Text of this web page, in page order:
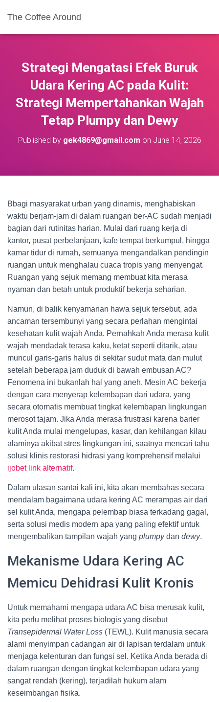
The Coffee Around
Strategi Mengatasi Efek Buruk
Udara Kering AC pada Kulit:
Strategi Mempertahankan Wajah
Tetap Plumpy dan Dewy
Published by gek4869@gmail.com on June 14, 2026
Bbagi masyarakat urban yang dinamis, menghabiskan
waktu berjam-jam di dalam ruangan ber-AC sudah menjadi
bagian dari rutinitas harian. Mulai dari ruang kerja di
kantor, pusat perbelanjaan, kafe tempat berkumpul, hingga
kamar tidur di rumah, semuanya mengandalkan pendingin
ruangan untuk menghalau cuaca tropis yang menyengat.
Ruangan yang sejuk memang membuat kita merasa
nyaman dan betah untuk produktif bekerja seharian.
Namun, di balik kenyamanan hawa sejuk tersebut, ada
ancaman tersembunyi yang secara perlahan mengintai
kesehatan kulit wajah Anda. Pernahkah Anda merasa kulit
wajah mendadak terasa kaku, ketat seperti ditarik, atau
muncul garis-garis halus di sekitar sudut mata dan mulut
setelah beberapa jam duduk di bawah embusan AC?
Fenomena ini bukanlah hal yang aneh. Mesin AC bekerja
dengan cara menyerap kelembapan dari udara, yang
secara otomatis membuat tingkat kelembapan lingkungan
merosot tajam. Jika Anda merasa frustrasi karena barier
kulit Anda mulai mengelupas, kasar, dan kehilangan kilau
alaminya akibat stres lingkungan ini, saatnya mencari tahu
solusi klinis restorasi hidrasi yang komprehensif melalui
ijobet link alternatif.
Dalam ulasan santai kali ini, kita akan membahas secara
mendalam bagaimana udara kering AC merampas air dari
sel kulit Anda, mengapa pelembap biasa terkadang gagal,
serta solusi medis modern apa yang paling efektif untuk
mengembalikan tampilan wajah yang plumpydan dewy.
Mekanisme Udara Kering AC
Memicu Dehidrasi Kulit Kronis
Untuk memahami mengapa udara AC bisa merusak kulit,
kita perlu melihat proses biologis yang disebut
Transepidermal Water Loss (TEWL). Kulit manusia secara
alami menyimpan cadangan air di lapisan terdalam untuk
menjaga kelenturan dan fungsi sel. Ketika Anda berada di
dalam ruangan dengan tingkat kelembapan udara yang
sangat rendah (kering), terjadilah hukum alam
keseimbangan fisika.